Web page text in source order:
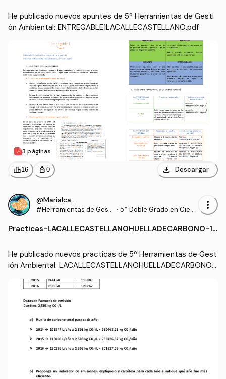
He publicado nuevos apuntes de 5º Herramientas de Gesti
ón Ambiental: ENTREGABLE1LACALLECASTELLANO.pdf
3 páginas
leaderboard16 personal_bag 0 download Descargar
@Marialcastel
#Herramientas de Gesti · 5º Doble Grado en Cien
Ambientales (UCA)
more_vert
Practicas-LACALLECASTELLANOHUELLADECARBONO-1.
He publicado nuevos practicas de 5º Herramientas de Gest
ión Ambiental: LACALLECASTELLANOHUELLADECARBONO-
1.pdf